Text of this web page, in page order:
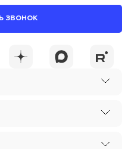
КОММЕНТАРИЙ
ЗВОНОК